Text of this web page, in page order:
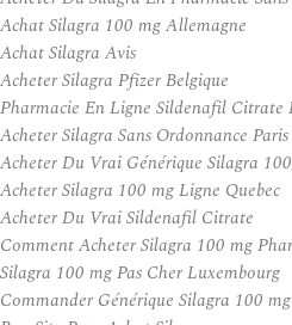
Achat Silagra 100 mg Allemagne
Achat Silagra Avis
Acheter Silagra Pfizer Belgique
Pharmacie En Ligne Sildenafil Citrate
Acheter Silagra Sans Ordonnance Paris
Acheter Du Vrai Générique Silagra
Acheter Silagra 100 mg Ligne Quebec
Acheter Du Vrai Sildenafil Citrate
Comment Acheter Silagra 100 mg
Silagra 100 mg Pas Cher Luxembourg
Commander Générique Silagra 100